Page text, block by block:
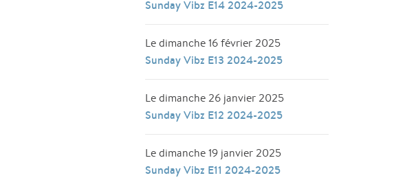
Sunday Vibz E14 2024-2025
Le dimanche 16 février 2025
Sunday Vibz E13 2024-2025
Le dimanche 26 janvier 2025
Sunday Vibz E12 2024-2025
Le dimanche 19 janvier 2025
Sunday Vibz E11 2024-2025